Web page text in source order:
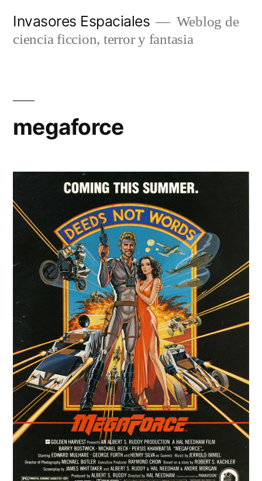
Invasores Espaciales
Weblog de
ciencia ficcion, terror y fantasia
megaforce